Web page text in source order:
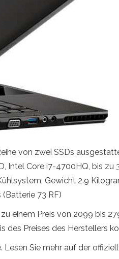
von zwei SSDs
Intel Core i7-4700HQ, bis zu
Gewicht 2.9
73 RF)
einem Preis von 2099 bis
des Preises des Herstellers
Lesen Sie mehr auf der